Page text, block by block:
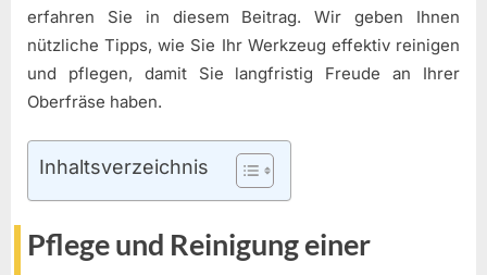
erfahren Sie in diesem Beitrag. Wir geben Ihnen
nützliche Tipps, wie Sie Ihr Werkzeug effektiv reinigen
und pflegen, damit Sie langfristig Freude an Ihrer
Oberfräse haben.
Inhaltsverzeichnis
Pflege und Reinigung einer